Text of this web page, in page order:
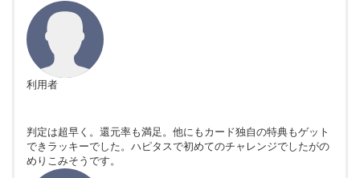
利用者
判定は超早く。還元率も満足。他にもカード独自の特典もゲット
できラッキーでした。ハピタスで初めてのチャレンジでしたがの
めりこみそうです。